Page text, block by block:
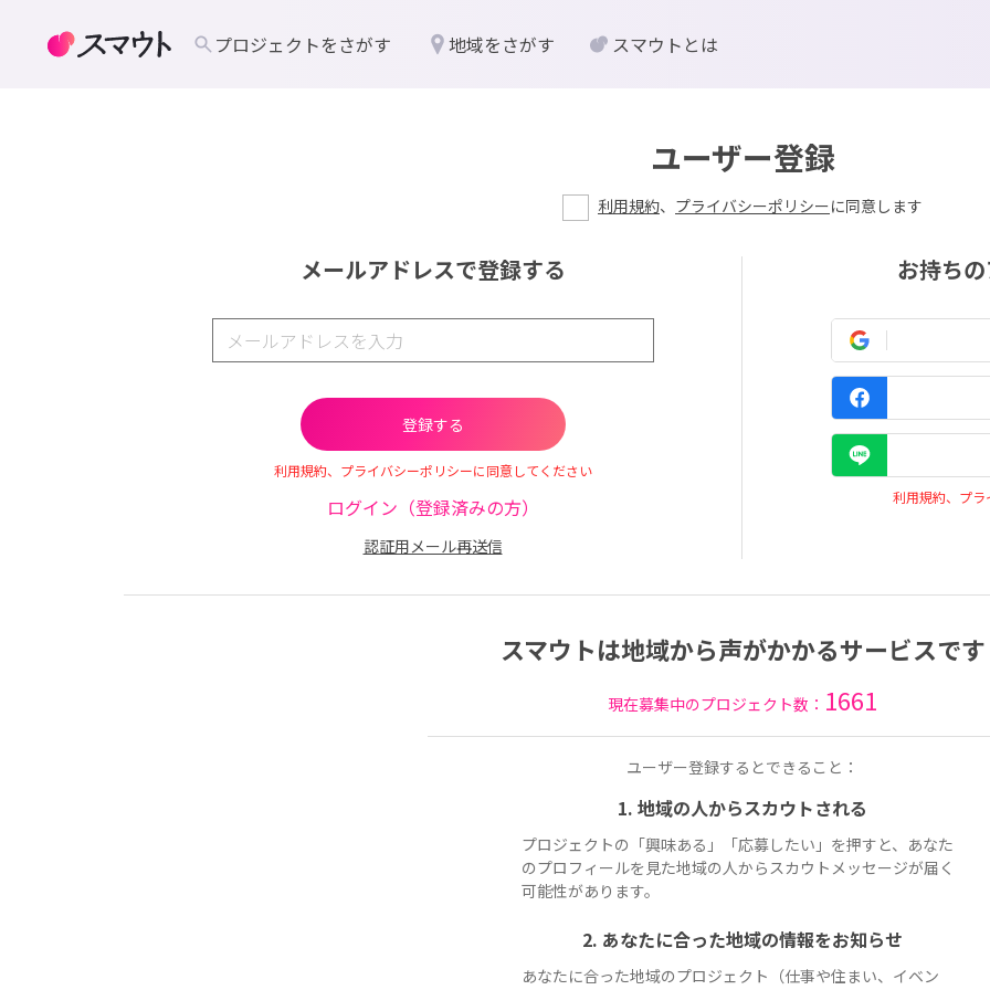
ユーザー登録
利用規約、 プライバシーポリシーに同意します
メールアドレスで登録する
利用規約、プライバシーポリシーに同意してください
ログイン（登録済みの方）
認証用メール再送信
お持ち
利用規約、プ
スマウトは地域から声がかかるサービスです
現在募集中のプロジェクト数： 1661
ユーザー登録するとできること：
1. 地域の人からスカウトされる
プロジェクトの「興味ある」「応募したい」を押すと、あなた
のプロフィールを見た地域の人からスカウトメッセージが届く
可能性があります。
2. あなたに合った地域の情報をお知らせ
あなたに合った地域のプロジェクト（仕事や住まい、イベン
プロジェクトをさがす 地域をさがす スマウトとは